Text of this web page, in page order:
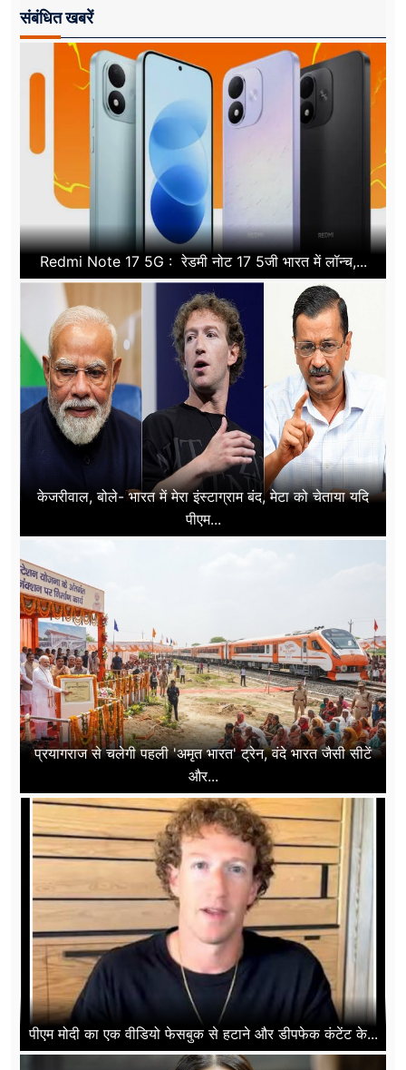
संबंधित खबरें
Redmi Note 17 5G : रेडमी नोट 17 5जी भारत में लॉन्च,...
केजरीवाल, बोले- भारत में मेरा इंस्टाग्राम बंद, मेटा को चेताया यदि
पीएम...
प्रयागराज से चलेगी पहली 'अमृत भारत' ट्रेन, वंदे भारत जैसी सीटें
और...
पीएम मोदी का एक वीडियो फेसबुक से हटाने और डीपफेक कंटेंट के...